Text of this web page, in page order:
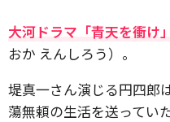
大河ドラマ「青天を衝け」
おか えんしろう）。
堤真一さん演じる円四郎
蕩無頼の生活を送ってい